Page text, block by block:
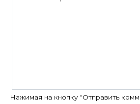
Нажимая на кнопку "Отправить